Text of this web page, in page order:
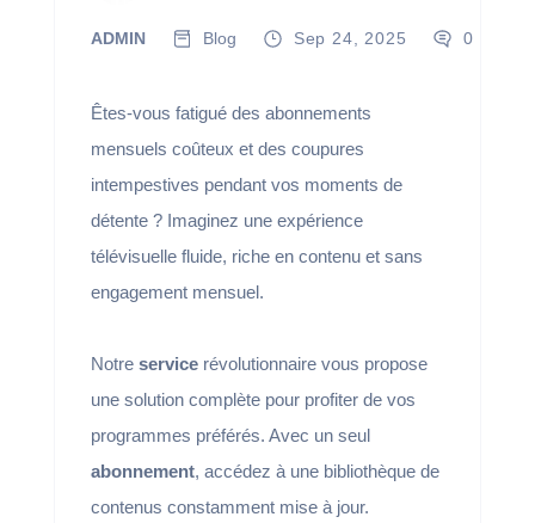
ADMIN Blog Sep 24, 2025 0
Êtes-vous fatigué des abonnements
mensuels coûteux et des coupures
intempestives pendant vos moments de
détente ? Imaginez une expérience
télévisuelle fluide, riche en contenu et sans
engagement mensuel.
Notre servicerévolutionnaire vous propose
une solution complète pour profiter de vos
programmes préférés. Avec un seul
abonnement, accédez à une bibliothèque de
contenus constamment mise à jour.